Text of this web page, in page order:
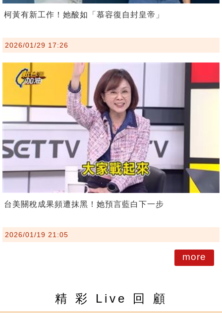
柯黃有新工作！她酸如「慕容復自封皇帝」
2026/01/29 17:26
台美關稅成果頻遭抹黑！她預言藍白下一步
2026/01/19 21:05
more
精 彩 Live 回 顧